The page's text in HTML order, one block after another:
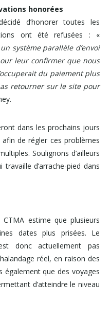
honorées
d’honorer toutes les
ont été refusées : «
système parallèle d’envoi
leur confirmer que nous
du paiement plus
retourner sur le site pour
dans les prochains jours
de régler ces problèmes
Soulignons d’ailleurs
d’arrache-pied dans
estime que plusieurs
dates plus prisées. Le
donc actuellement pas
réel, en raison des
également que des voyages
d’atteindre le niveau